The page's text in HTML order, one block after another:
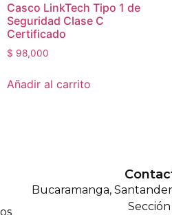
Casco LinkTech Tipo 1 de
Seguridad Clase C
Certificado
$ 98,000
Añadir al carrito
Bucaramanga,
Sección